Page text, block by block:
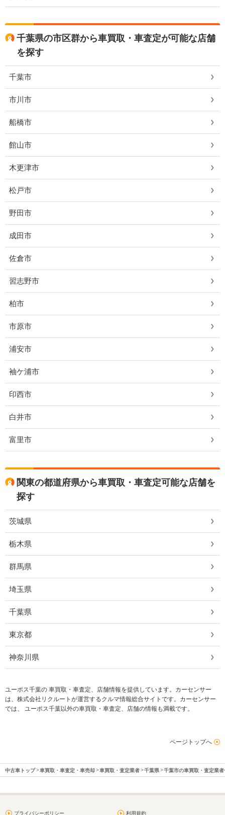
千葉県の市区群から車買取・車査定が可能な店舗
を探す
千葉市
市川市
船橋市
館山市
木更津市
松戸市
野田市
成田市
佐倉市
習志野市
柏市
市原市
浦安市
袖ケ浦市
印西市
白井市
富里市
関東の都道府県から車買取・車査定可能な店舗を
探す
茨城県
栃木県
群馬県
埼玉県
千葉県
東京都
神奈川県
ユーポス千葉の 車買取・車査定、店舗情報を提供しています。カーセンサー
は、株式会社リクルートが運営するクルマ情報総合サイトです。カーセンサー
では、 ユーポス千葉以外の車買取・車査定、店舗の情報も満載です。
ページトップへ
中古車トップ 車買取・車査定・車売却 車買取・査定業者 千葉県 千葉市の車買取・査定業者
プライバシーポリシー 利用規約